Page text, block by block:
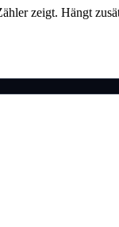
zeigt. Hängt